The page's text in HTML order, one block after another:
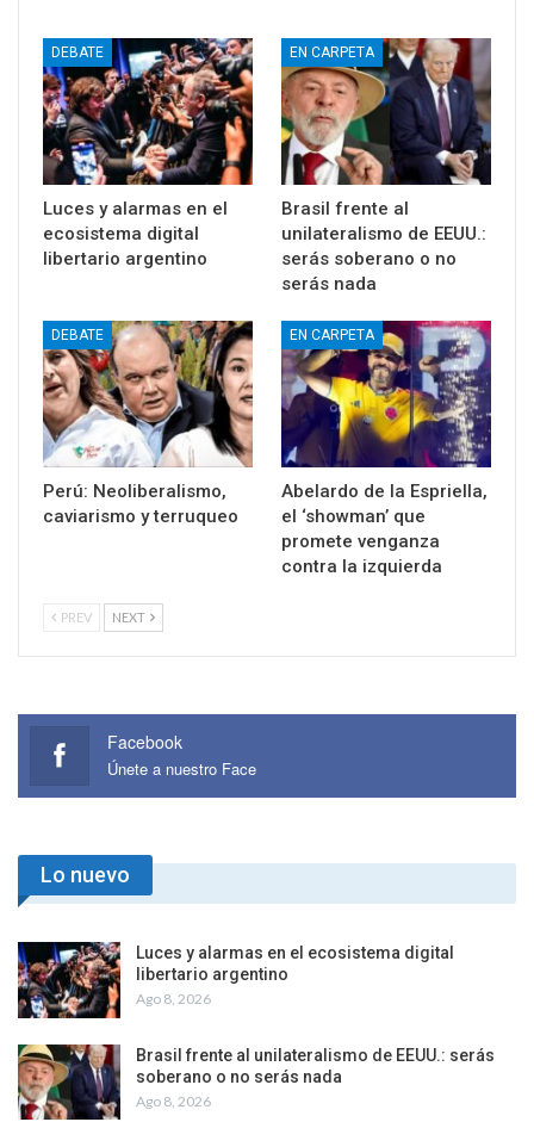
DEBATE
Luces y alarmas en el
ecosistema digital
libertario argentino
EN CARPETA
Brasil frente al
unilateralismo de EEUU.:
serás soberano o no
serás nada
DEBATE
Perú: Neoliberalismo,
caviarismo y terruqueo
EN CARPETA
Abelardo de la Espriella,
el ‘showman’ que
promete venganza
contra la izquierda
PREV NEXT
Facebook
Únete a nuestro Face
Lo nuevo
Luces y alarmas en el ecosistema digital
libertario argentino
Ago 8, 2026
Brasil frente al unilateralismo de EEUU.: serás
soberano o no serás nada
Ago 8, 2026